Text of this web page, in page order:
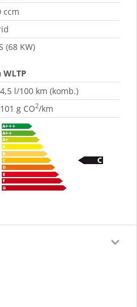
ccm
(68 KW)
4,5 l/100 km (komb.)
101 g CO2/km